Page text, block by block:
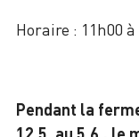
Horaire : 11h00 à
Pendant la